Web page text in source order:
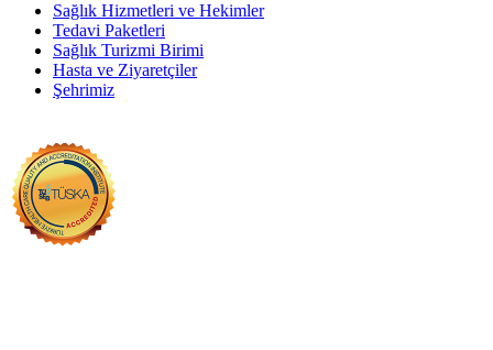
Sağlık Hizmetleri ve Hekimler
Tedavi Paketleri
Sağlık Turizmi Birimi
Hasta ve Ziyaretçiler
Şehrimiz